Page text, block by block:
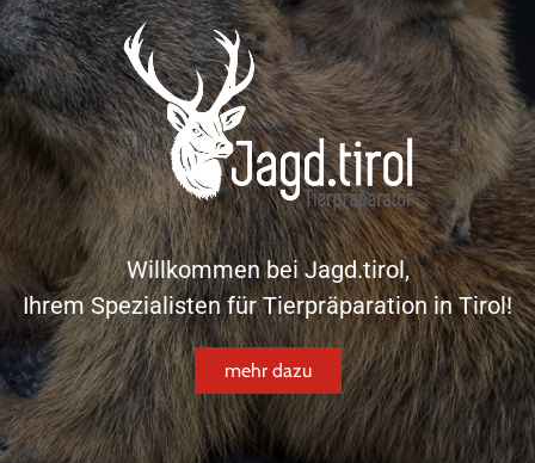
Willkommen bei Jagd.tirol,
Ihrem Spezialisten für Tierpräparation in Tirol!
mehr dazu